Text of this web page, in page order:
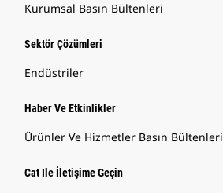
Kurumsal Basın Bültenleri
Sektör Çözümleri
Endüstriler
Haber Ve Etkinlikler
Ürünler Ve Hizmetler Basın Bültenleri
Cat Ile İletişime Geçin